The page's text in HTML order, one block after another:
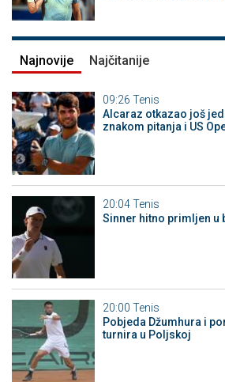
Najnovije Najčitanije
09:26 Tenis
Alcaraz otkazao još
znakom pitanja i US
20:04Tenis
Sinner hitno primljen u
20:00 Tenis
Pobjeda Džumhura i
turnira u Poljskoj